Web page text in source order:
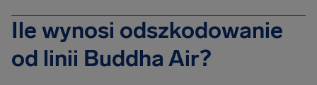
Ile wynosi odszkodowanie
od linii Buddha Air?